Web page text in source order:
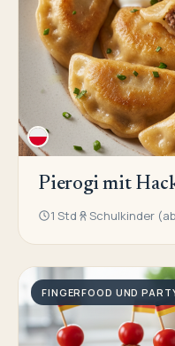
Pierogi mit
1 Std Schulkinder
FINGERFOOD UND